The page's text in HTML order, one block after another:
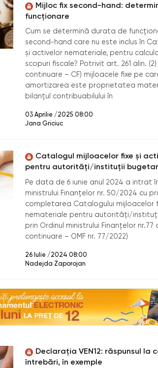
Mijloc fix second-hand:
funcționare
Cum se determină durata de
second-hand care nu este inclus în
și activelor nemateriale, pentru
scopuri fiscale? Potrivit art. 261 alin.
continuare – CF) mijloacele fixe pe
amortizarea este proprietatea
bilanțul contribuabilului în
03 Aprilie /2025 08:00
Jana Griciuc
Catalogul mijloacelor fixe și
pentru autorități/instituții
Pe data de 6 iunie anul 2024 a intrat
ministrului Finanţelor nr. 50/2024 cu
completarea Catalogului mijloacelor
nemateriale pentru autorități/
prin Ordinul ministrului Finanțelor nr.77
continuare – OMF nr. 77/2022)
26 Iulie /2024 08:00
Nadejda Zaporojan
Declarația VEN12: răspunsul la
întrebări, în exemple